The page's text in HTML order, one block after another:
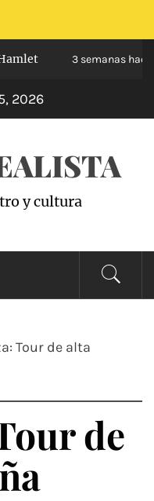
3 semanas hace
2026
y cultura
Tour de alta
de